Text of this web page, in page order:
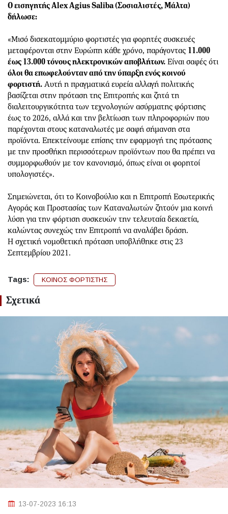
Ο εισηγητής Alex Agius Saliba (Σοσιαλιστές, Μάλτα)
δήλωσε:
«Μισό δισεκατομμύριο φορτιστές για φορητές συσκευές
μεταφέρονται στην Ευρώπη κάθε χρόνο, παράγοντας 11.000
έως 13.000 τόνους ηλεκτρονικών αποβλήτων. Είναι σαφές ότι
όλοι θα επωφελούνταν από την ύπαρξη ενός κοινού
φορτιστή. Αυτή η πραγματικά ευρεία αλλαγή πολιτικής
βασίζεται στην πρόταση της Επιτροπής και ζητά τη
διαλειτουργικότητα των τεχνολογιών ασύρματης φόρτισης
έως το 2026, αλλά και την βελτίωση των πληροφοριών που
παρέχονται στους καταναλωτές με σαφή σήμανση στα
προϊόντα. Επεκτείνουμε επίσης την εφαρμογή της πρότασης
με την προσθήκη περισσότερων προϊόντων που θα πρέπει να
συμμορφωθούν με τον κανονισμό, όπως είναι οι φορητοί
υπολογιστές».
Σημειώνεται, ότι το Κοινοβούλιο και η Επιτροπή Εσωτερικής
Αγοράς και Προστασίας των Καταναλωτών ζητούν μια κοινή
λύση για την φόρτιση συσκευών την τελευταία δεκαετία,
καλώντας συνεχώς την Επιτροπή να αναλάβει δράση.
Η σχετική νομοθετική πρόταση υποβλήθηκε στις 23
Σεπτεμβρίου 2021.
Tags: ΚΟΙΝΟΣ ΦΟΡΤΙΣΤΗΣ
Σχετικά
13-07-2023 16:13